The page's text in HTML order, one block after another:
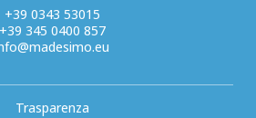
+39 0343 53015
+39 345 0400 857
Trasparenza